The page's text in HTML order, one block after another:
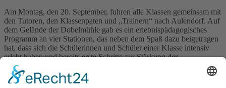
Am Montag, den 20. September, fuhren alle Klassen gemeinsam mit
den Tutoren, den Klassenpaten und „Trainern“ nach Aulendorf. Auf
dem Gelände der Dobelmühle gab es ein erlebnispädagogisches
Programm an vier Stationen, das neben dem Spaß dazu beigetragen
hat, dass sich die Schülerinnen und Schüler einer Klasse intensiv
erlebt haben und bereits erste Schritte zur Stärkung der
Klassengemeinschaft gemacht wurden.
Wir wünschen unseren neuen „HMGlern“ alles Gute für Ihre